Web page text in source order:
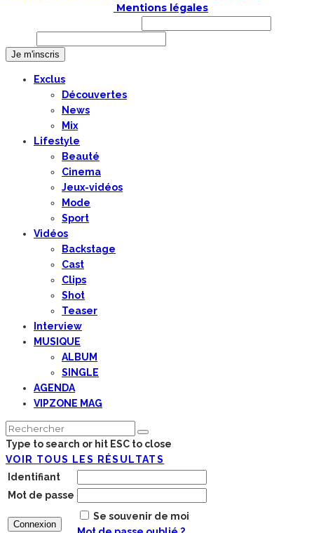
Mentions légales
Exclus
Découvertes
News
Mix
Lifestyle
Beauté
Cinema
Jeux-vidéos
Mode
Sport
Vidéos
Backstage
Cast
Clips
Shot
Teaser
Interview
MUSIQUE
ALBUM
SINGLE
AGENDA
VIPZONE MAG
Type to search or hit ESC to close
VOIR TOUS LES RÉSULTATS
Identifiant
Mot de passe
Se souvenir de moi